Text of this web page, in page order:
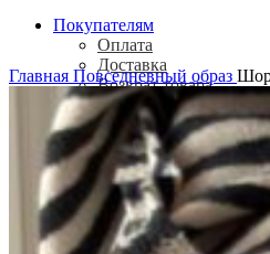
Покупателям
Оплата
Доставка
Возврат товара
Политика
Согласие посетителя
персональных данных
О нас
Контакты
Магазины
Отзывы
О бренде ADELOVE
Главная Повседневный образ